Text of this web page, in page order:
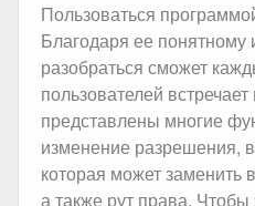
Пользоваться
Благодаря ее понятному
разобраться сможет
пользователей
представлены многие
изменение разрешения,
которая может заменить
а также рут права.